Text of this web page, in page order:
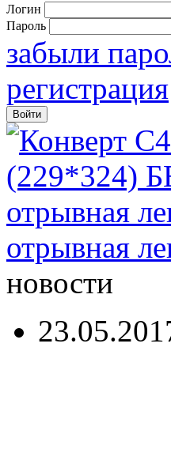
Логин
Пароль
забыли
регистрация
отрывная
новости